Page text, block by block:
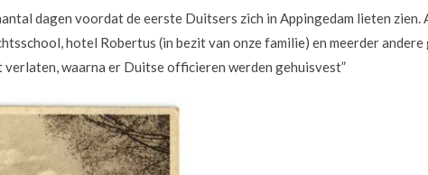
dagen voordat de eerste Duitsers zich in Appingedam lieten
hotel Robertus (in bezit van onze familie) en meerder
waarna er Duitse officieren werden gehuisvest”